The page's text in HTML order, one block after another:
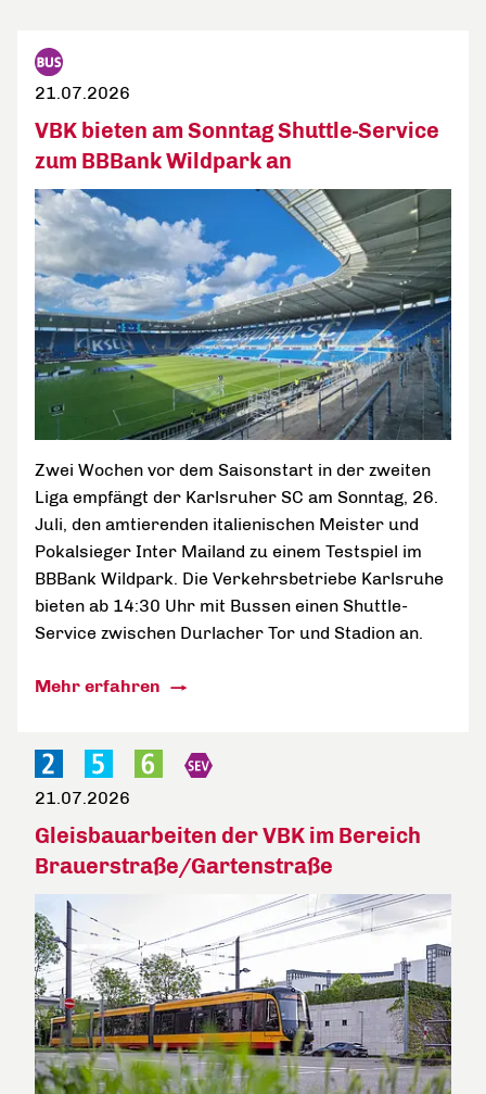
21.07.2026
VBK bieten am Sonntag Shuttle-Service
zum BBBank Wildpark an
Zwei Wochen vor dem Saisonstart in der zweiten
Liga empfängt der Karlsruher SC am Sonntag, 26.
Juli, den amtierenden italienischen Meister und
Pokalsieger Inter Mailand zu einem Testspiel im
BBBank Wildpark. Die Verkehrsbetriebe Karlsruhe
bieten ab 14:30 Uhr mit Bussen einen Shuttle-
Service zwischen Durlacher Tor und Stadion an.
Mehr erfahren
21.07.2026
Gleisbauarbeiten der VBK im Bereich
Brauerstraße/Gartenstraße